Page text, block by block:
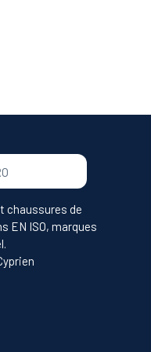
chaussures de
EN ISO, marques